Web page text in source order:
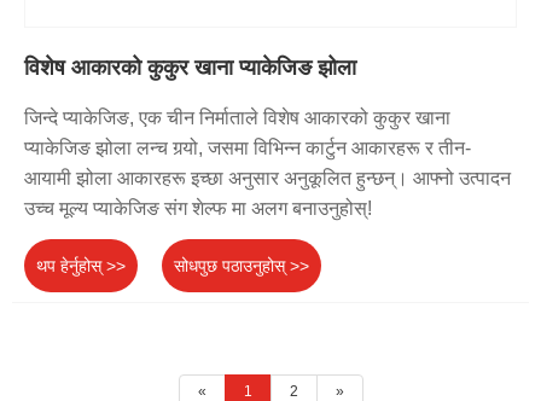
विशेष आकारको कुकुर खाना प्याकेजिङ झोला
जिन्दे प्याकेजिङ, एक चीन निर्माताले विशेष आकारको कुकुर खाना
प्याकेजिङ झोला लन्च गर्‍यो, जसमा विभिन्न कार्टुन आकारहरू र तीन-
आयामी झोला आकारहरू इच्छा अनुसार अनुकूलित हुन्छन्। आफ्नो उत्पादन
उच्च मूल्य प्याकेजिङ संग शेल्फ मा अलग बनाउनुहोस्!
थप हेर्नुहोस् >> सोधपुछ पठाउनुहोस् >>
« 1 2 »